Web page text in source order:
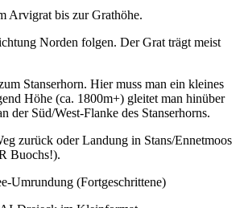
Arvigrat bis zur Grathöhe.
Norden folgen. Der Grat trägt meist
Stanserhorn. Hier muss man ein kleines
Höhe (ca. 1800m+) gleitet man hinüber
der Süd/West-Flanke des Stanserhorns.
zurück oder Landung in Stans/Ennetmoos
Buochs!).
Umrundung (Fortgeschrittene)